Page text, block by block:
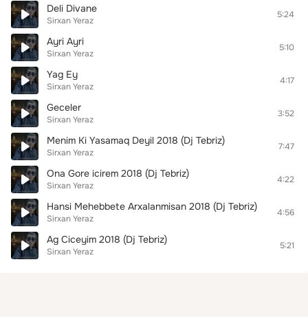
Deli Divane
Sirxan Yeraz
5:24
Ayri Ayri
Sirxan Yeraz
5:10
Yag Ey
Sirxan Yeraz
4:17
Geceler
Sirxan Yeraz
3:52
Menim Ki Yasamaq Deyil 2018 (Dj Tebriz)
Sirxan Yeraz
7:47
Ona Gore icirem 2018 (Dj Tebriz)
Sirxan Yeraz
4:22
Hansi Mehebbete Arxalanmisan 2018 (Dj Tebriz)
Sirxan Yeraz
4:56
Ag Ciceyim 2018 (Dj Tebriz)
Sirxan Yeraz
5:21